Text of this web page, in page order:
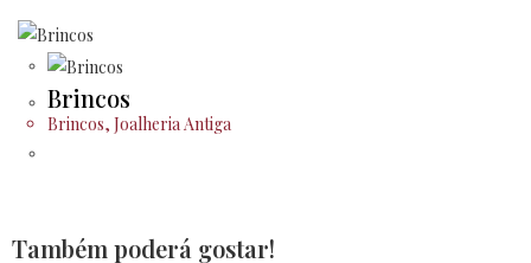
Brincos
Brincos, Joalheria Antiga
Também poderá gostar!